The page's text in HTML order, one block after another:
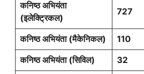
कनिष्ठ अभियंता
(इलेक्ट्रिकल)
727
कनिष्ठ अभियंता (मैकेनिकल) 110
कनिष्ठ अभियंता (सिविल) 32